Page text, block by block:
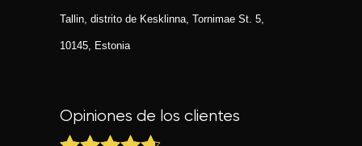
Tallin, distrito de Kesklinna, Tornimаe St. 5,
10145, Estonia
Opiniones de los clientes